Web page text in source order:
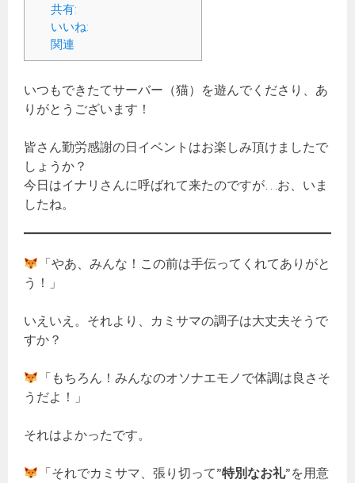
共有:
いいね:
関連
いつもできたてサーバー（猫）を遊んでくださり、あ
りがとうございます！
皆さん勤労感謝の日イベントはお楽しみ頂けましたで
しょうか？
今日はイナリさんに呼ばれて来たのですが…お、いま
したね。
「やあ、みんな！この前は手伝ってくれてありがと
う！」
いえいえ。それより、カミサマの調子は大丈夫そうで
すか？
「もちろん！みんなのオソナエモノで体調は良さそ
うだよ！」
それはよかったです。
「それでカミサマ、張り切って”特別なお礼”を用意